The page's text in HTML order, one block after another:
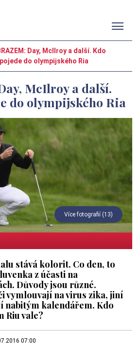
Day, McIlroy a další. Kdo
do olympijského Ria
McIlroy a další.
do olympijského Ria
Více fotografií (13)
stává kolorit. Co den, to
z účasti na
Důvody jsou různé.
vymlouvají na virus zika, jiní
nabitým kalendářem. Kdo
Riu vale?
07:00